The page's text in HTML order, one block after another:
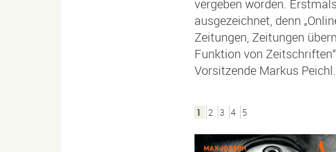
vergeben worden.
ausgezeichnet, denn
Zeitungen, Zeitungen
Funktion von
Vorsitzende Markus Peichl.
1 2 3 4 5